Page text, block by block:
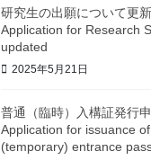
研究生の出願について更
Application for Research
updated
2025年5月21日
普通（臨時）入構証発行
Application for issuance
(temporary) entrance